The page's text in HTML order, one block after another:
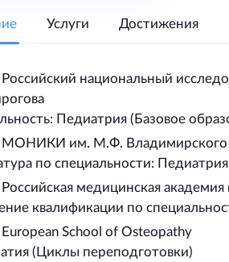
Услуги Достижения
национальный
Педиатрия (Базовое
МОНИКИ им. М.Ф. Владимирского
по специальности: Педиатрия
медицинская
квалификации по
School of Osteopathy
(Циклы переподготовки)